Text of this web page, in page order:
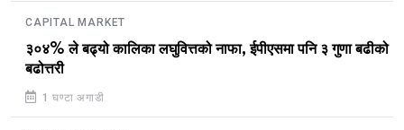
CAPITAL MARKET
३०४% ले बढ्यो कालिका लघुवित्तको नाफा, ईपीएसमा पनि ३ गुणा बढीको
बढोत्तरी
1 घण्टा अगाडी